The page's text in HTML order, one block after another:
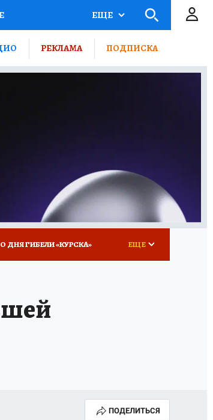
ЕЩЕ
РЕКЛАМА ПОДПИСКА
ДНЯ ГИБЕЛИ «КУРСКА» ЕЩЕ
ПОДЕЛИТЬСЯ